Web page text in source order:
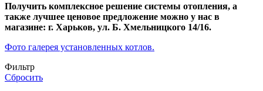
Получить комплексное решение системы отопления, а
также лучшее ценовое предложение можно у нас в
магазине: г. Харьков, ул. Б. Хмельницкого 14/16.
Фото галерея установленных котлов.
Фильтр
Сбросить